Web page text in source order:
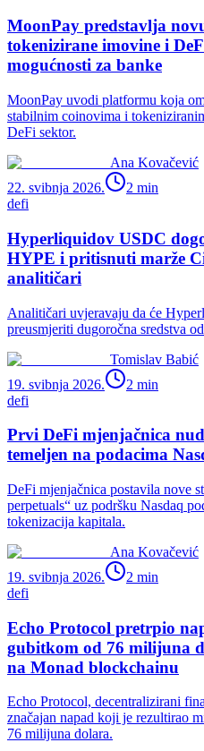
MoonPay predstavlja
tokenizirane imovine i
mogućnosti za banke
MoonPay uvodi platformu koja
stabilnim coinovima i
DeFi sektor.
Ana Kovačević
22. svibnja 2026.
2 min
defi
Hyperliquidov USDC
HYPE i pritisnuti marže
analitičari
Analitičari uvjeravaju da će
preusmjeriti dugoročna sredstva
Tomislav Babić
19. svibnja 2026.
2 min
defi
Prvi DeFi mjenjačnica
temeljen na podacima
DeFi mjenjačnica postavila nove
perpetuals“ uz podršku Nasdaq
tokenizacija kapitala.
Ana Kovačević
19. svibnja 2026.
2 min
defi
Echo Protocol pretrpio
gubitkom od 76 milijuna
na Monad blockchainu
Echo Protocol, decentralizirani
značajan napad koji je rezultirao
76 milijuna dolara.